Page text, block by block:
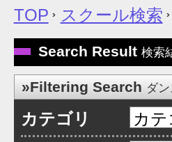
TOP スクール検索
Search Result 検索
»Filtering Search ダ
カテゴリ